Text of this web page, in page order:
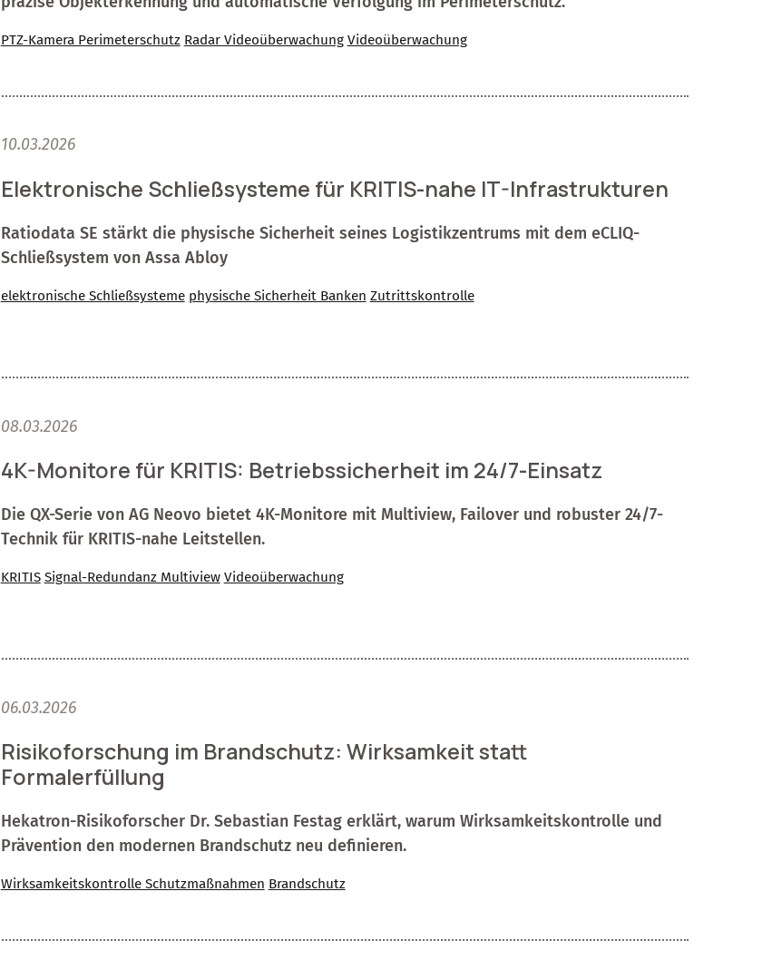
PTZ-Kamera Perimeterschutz Radar Videoüberwachung Videoüberwachung
10.03.2026
Elektronische Schließsysteme für KRITIS-nahe IT-Infrastrukturen
Ratiodata SE stärkt die physische Sicherheit seines Logistikzentrums mit dem eCLIQ-
Schließsystem von Assa Abloy
elektronische Schließsysteme physische Sicherheit Banken Zutrittskontrolle
08.03.2026
4K-Monitore für KRITIS: Betriebssicherheit im 24/7-Einsatz
Die QX-Serie von AG Neovo bietet 4K-Monitore mit Multiview, Failover und robuster 24/7-
Technik für KRITIS-nahe Leitstellen.
KRITIS Signal-Redundanz Multiview Videoüberwachung
06.03.2026
Risikoforschung im Brandschutz: Wirksamkeit statt
Formalerfüllung
Hekatron-Risikoforscher Dr. Sebastian Festag erklärt, warum Wirksamkeitskontrolle und
Prävention den modernen Brandschutz neu definieren.
Wirksamkeitskontrolle Schutzmaßnahmen Brandschutz